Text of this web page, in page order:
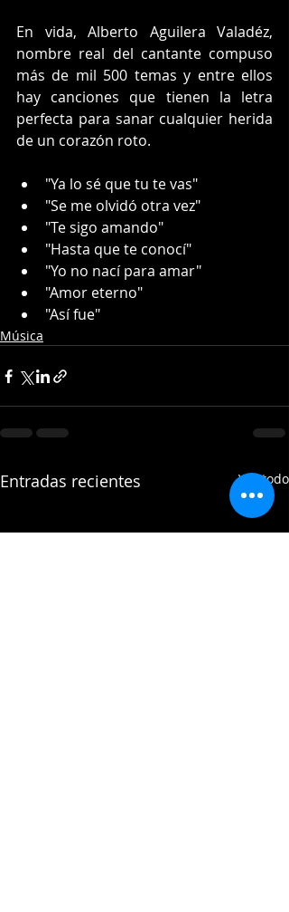
En vida, Alberto Aguilera Valadéz,
nombre real del cantante compuso
más de mil 500 temas y entre ellos
hay canciones que tienen la letra
perfecta para sanar cualquier herida
de un corazón roto.
"Ya lo sé que tu te vas"
"Se me olvidó otra vez"
"Te sigo amando"
"Hasta que te conocí"
"Yo no nací para amar"
"Amor eterno"
"Así fue"
Música
Entradas recientes Ver todo